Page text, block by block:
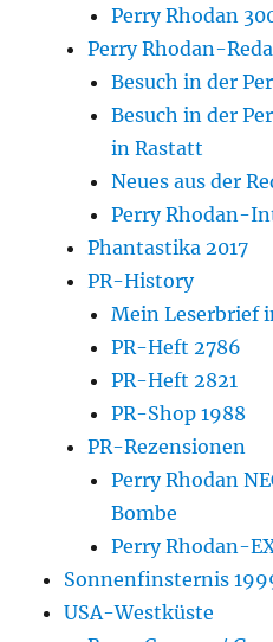
Perry Rhodan
Perry Rhodan-
Besuch in der
Besuch in der
in Rastatt
Neues aus der
Perry Rhodan-
Phantastika 2017
PR-History
Mein Leserbrief
PR-Heft 2786
PR-Heft 2821
PR-Shop 1988
PR-Rezensionen
Perry Rhodan
Bombe
Perry Rhodan-
Sonnenfinsternis
USA-Westküste